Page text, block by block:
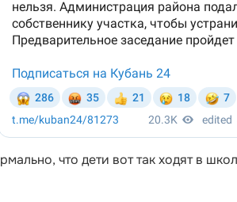
что дети вот так ходят в